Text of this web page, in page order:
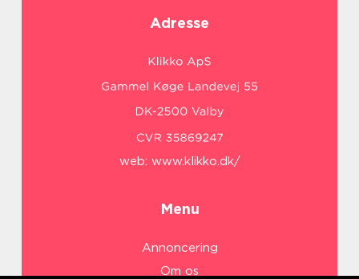
Adresse
web: www.klikko.dk/
Menu
Annoncering
Om os